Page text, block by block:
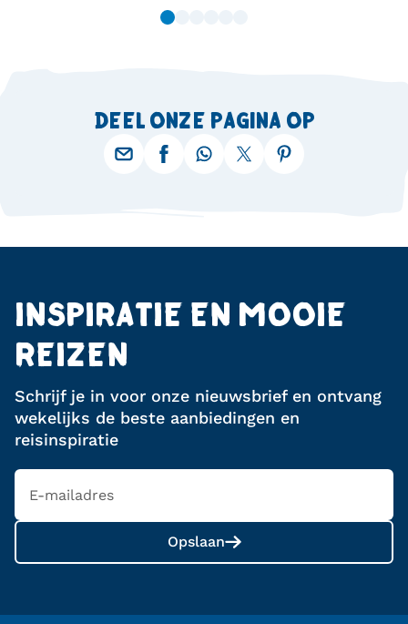
DEEL ONZE PAGINA OP
INSPIRATIE EN MOOIE
REIZEN
Schrijf je in voor onze nieuwsbrief en ontvang
wekelijks de beste aanbiedingen en
reisinspiratie
Opslaan